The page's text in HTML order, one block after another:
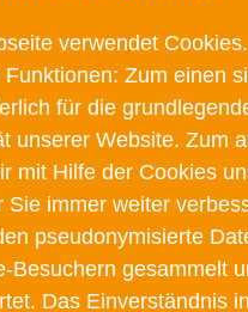
€
IN DEN
WARENKORB
verwendet
Funktionen: Zum einen
für die
unserer Website. Zum
mit Hilfe der Cookies
Sie immer weiter
pseudonymisierte
Besuchern gesammelt
Das Einverständnis